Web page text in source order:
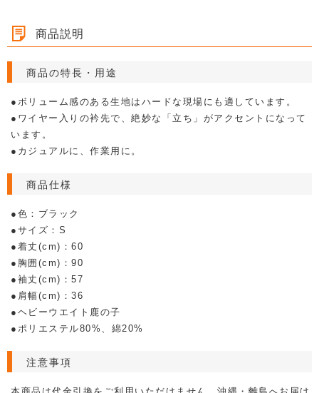
商品説明
商品の特長・用途
●ボリューム感のある生地はハードな現場にも適しています。
●ワイヤー入りの衿先で、絶妙な「立ち」がアクセントになって
います。
●カジュアルに、作業用に。
商品仕様
●色：ブラック
●サイズ：S
●着丈(cm)：60
●胸囲(cm)：90
●袖丈(cm)：57
●肩幅(cm)：36
●ヘビーウエイト鹿の子
●ポリエステル80%、綿20%
注意事項